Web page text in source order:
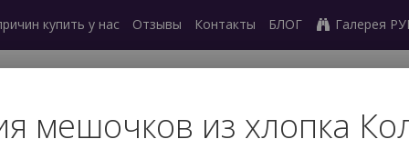
купить у нас Отзывы Контакты БЛОГ Галерея
звонок
мешочков из хлопка